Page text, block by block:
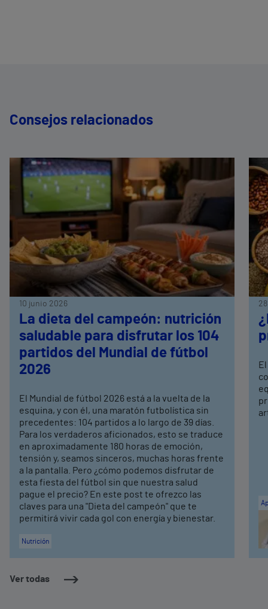
Consejos relacionados
Ver todas
10 junio 2026
La dieta del campeón: nutrición
saludable para disfrutar los 104
partidos del Mundial de fútbol
2026
El Mundial de fútbol 2026 está a la vuelta de la
esquina, y con él, una maratón futbolística sin
precedentes: 104 partidos a lo largo de 39 días.
Para los verdaderos aficionados, esto se traduce
en aproximadamente 180 horas de emoción,
tensión y, seamos sinceros, muchas horas frente
a la pantalla. Pero ¿cómo podemos disfrutar de
esta fiesta del fútbol sin que nuestra salud
pague el precio? En este post te ofrezco las
claves para una "Dieta del campeón" que te
permitirá vivir cada gol con energía y bienestar.
Nutrición